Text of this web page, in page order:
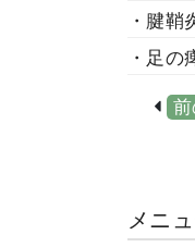
・腱鞘
・足の
メニ